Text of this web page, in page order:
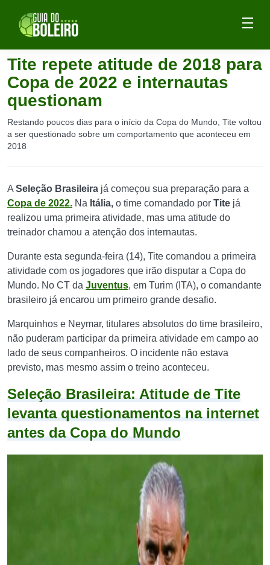
Tite repete atitude de 2018 para
Copa de 2022 e internautas
questionam
Restando poucos dias para o início da Copa do Mundo, Tite voltou
a ser questionado sobre um comportamento que aconteceu em
2018
A Seleção Brasileira já começou sua preparação para a
Copa de 2022. Na Itália, o time comandado por Tite já
realizou uma primeira atividade, mas uma atitude do
treinador chamou a atenção dos internautas.
Durante esta segunda-feira (14), Tite comandou a primeira
atividade com os jogadores que irão disputar a Copa do
Mundo. No CT da Juventus, em Turim (ITA), o comandante
brasileiro já encarou um primeiro grande desafio.
Marquinhos e Neymar, titulares absolutos do time brasileiro,
não puderam participar da primeira atividade em campo ao
lado de seus companheiros. O incidente não estava
previsto, mas mesmo assim o treino aconteceu.
Seleção Brasileira: Atitude de Tite
levanta questionamentos na internet
antes da Copa do Mundo